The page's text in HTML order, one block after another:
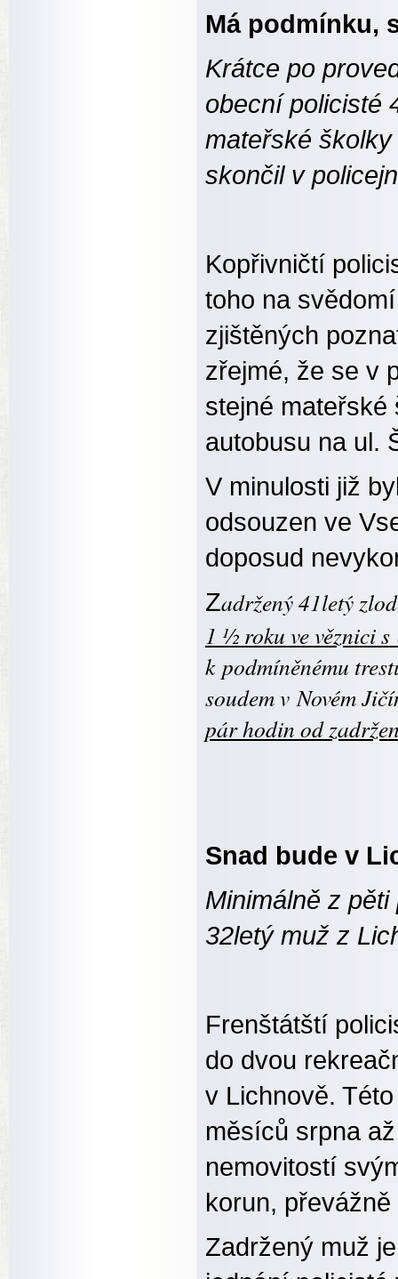
Má podmínku,
Krátce po
obecní policisté
mateřské
skončil v
Kopřivničtí
toho na
zjištěných
zřejmé, že se v
stejné mateřské
autobusu na ul.
V minulosti již
odsouzen ve
doposud
Zadržený 41letý
1 ½ roku ve věznici
k podmíněnému
soudem v Novém
pár hodin od
Snad bude v
Minimálně z
32letý muž z
Frenštátští
do dvou
v Lichnově.
měsíců srpna
nemovitostí
korun,
Zadržený muž